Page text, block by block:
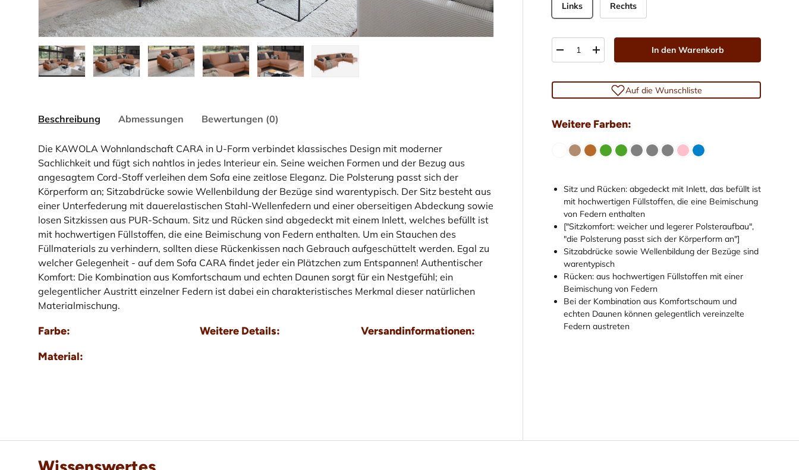
Bild 1 in Galerieansicht laden
Bild 2 in Galerieansicht laden
Bild 3 in Galerieansicht laden
Bild 4 in Galerieansicht laden
Bild 5 in Galerieansicht laden
Bild 6 in Galerieansicht laden
Links Rechts
+ In den Warenkorb
Auf die Wunschliste
Weitere Farben:
Sitz und Rücken: abgedeckt mit Inlett, das befüllt ist
mit hochwertigen Füllstoffen, die eine Beimischung
von Federn enthalten
["Sitzkomfort: weicher und legerer Polsteraufbau",
"die Polsterung passt sich der Körperform an"]
Sitzabdrücke sowie Wellenbildung der Bezüge sind
warentypisch
Rücken: aus hochwertigen Füllstoffen mit einer
Beimischung von Federn
Bei der Kombination aus Komfortschaum und
echten Daunen können gelegentlich vereinzelte
Federn austreten
Beschreibung Abmessungen Bewertungen (0)
Die KAWOLA Wohnlandschaft CARA in U-Form verbindet klassisches Design mit moderner
Sachlichkeit und fügt sich nahtlos in jedes Interieur ein. Seine weichen Formen und der Bezug aus
angesagtem Cord-Stoff verleihen dem Sofa eine zeitlose Eleganz. Die Polsterung passt sich der
Körperform an; Sitzabdrücke sowie Wellenbildung der Bezüge sind warentypisch. Der Sitz besteht aus
einer Unterfederung mit dauerelastischen Stahl-Wellenfedern und einer oberseitigen Abdeckung sowie
losen Sitzkissen aus PUR-Schaum. Sitz und Rücken sind abgedeckt mit einem Inlett, welches befüllt ist
mit hochwertigen Füllstoffen, die eine Beimischung von Federn enthalten. Um ein Stauchen des
Füllmaterials zu verhindern, sollten diese Rückenkissen nach Gebrauch aufgeschüttelt werden. Egal zu
welcher Gelegenheit - auf dem Sofa CARA findet jeder ein Plätzchen zum Entspannen! Authentischer
Komfort: Die Kombination aus Komfortschaum und echten Daunen sorgt für ein Nestgefühl; ein
gelegentlicher Austritt einzelner Federn ist dabei ein charakteristisches Merkmal dieser natürlichen
Materialmischung.
Farbe:
Material:
Weitere Details: Versandinformationen: